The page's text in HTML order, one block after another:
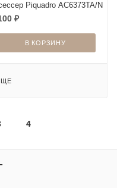
Piquadro AC6373TA/N
₽
В КОРЗИНУ
4